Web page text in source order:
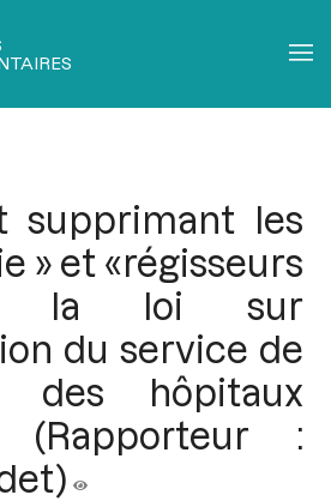
supprimant les
» et «régisseurs
la loi sur
du service de
des hôpitaux
(Rapporteur :